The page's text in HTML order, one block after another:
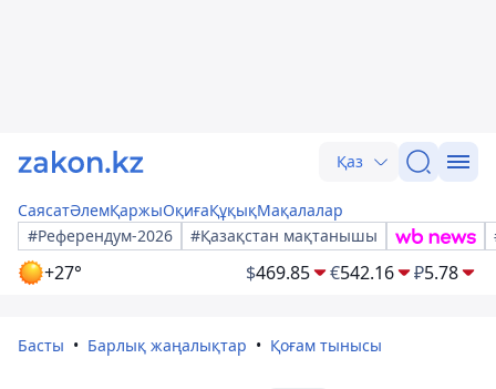
Қаз
СаясатӘлемҚаржыОқиғаҚұқықМақалалар
#Референдум-2026
#Қазақстан мақтанышы
+27° $469.85 €542.16 ₽5.78
Басты Барлық жаңалықтар Қоғам тынысы